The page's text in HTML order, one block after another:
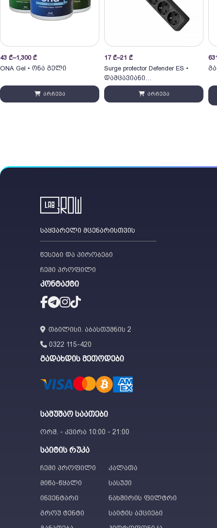
43 ₾–1,300 ₾
Price
range:
through
1,300 ₾
ONA Gel • ონა გელი
არჩევა
17 ₾–21 ₾
Price
range:
17 ₾
through
21 ₾
Surge protector Defender ES •
დამცავიანი
დამაგრძელებელი
არჩევა
საყვარელი მცენარისთვის
წესები და პირობები
ჩემი პროფილი
კონტაქტი
თბილისი. აბასთუმნის 2
0322 115-420
გადახდის მეთოდები
სამუშაო საათები
ორშ. - კვირა 10:00 - 21:00
საიტის რუკა
ჩემი პროფილი
კალათა
მიწა-წყალი
სასუქი
ინვენტარი
ნახშირის ფილტრი
გროუ ტენტი
საიტის აქციები